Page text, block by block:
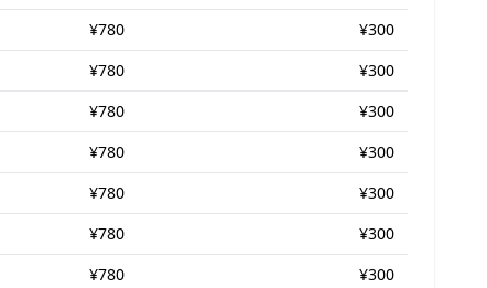
¥780
¥300
¥780
¥300
¥780
¥300
¥780
¥300
¥780
¥300
¥780
¥300
¥780
¥300